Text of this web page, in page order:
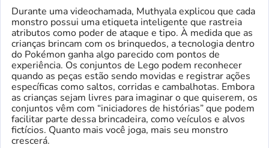
Durante uma videochamada, Muthyala explicou que cada
monstro possui uma etiqueta inteligente que rastreia
atributos como poder de ataque e tipo. À medida que as
crianças brincam com os brinquedos, a tecnologia dentro
do Pokémon ganha algo parecido com pontos de
experiência. Os conjuntos de Lego podem reconhecer
quando as peças estão sendo movidas e registrar ações
específicas como saltos, corridas e cambalhotas. Embora
as crianças sejam livres para imaginar o que quiserem, os
conjuntos vêm com “iniciadores de histórias” que podem
facilitar parte dessa brincadeira, como veículos e alvos
fictícios. Quanto mais você joga, mais seu monstro
crescerá.